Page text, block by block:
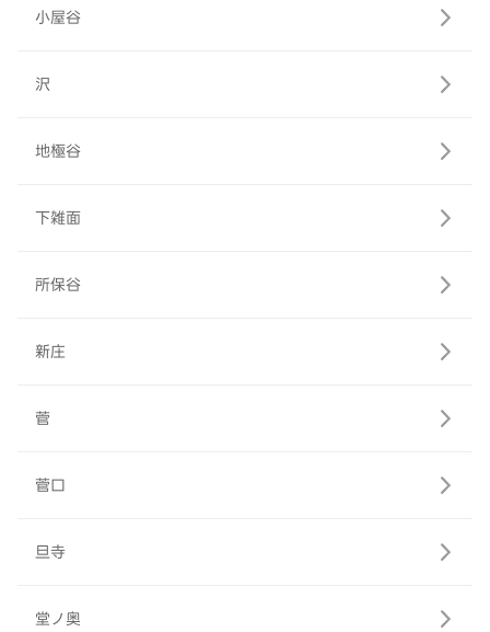
小屋谷
沢
地極谷
下雑面
所保谷
新庄
菅
菅口
旦寺
堂ノ奥